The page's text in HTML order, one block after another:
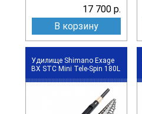
17 700 р.
В корзину
Удилище Shimano Exage
BX STC Mini Tele-Spin 180L